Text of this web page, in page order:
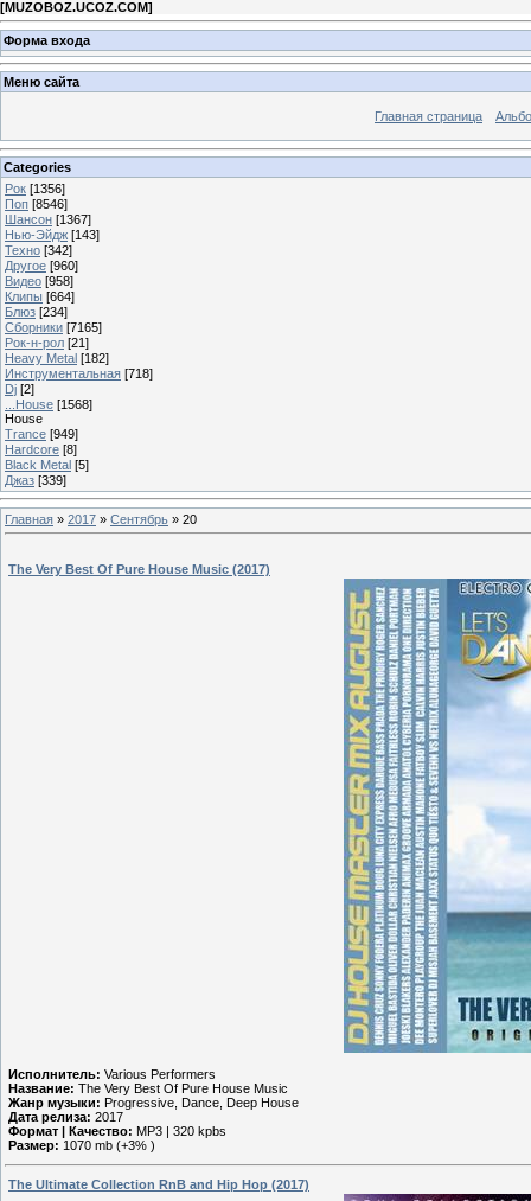
[MUZOBOZ.UCOZ.COM]
Форма входа
Меню сайта
Главная страница
Categories
Рок [1356]
Поп [8546]
Шансон [1367]
Нью-Эйдж [143]
Техно [342]
Другое [960]
Видео [958]
Клипы [664]
Блюз [234]
Сборники [7165]
Рок-н-рол [21]
Heavy Metal [182]
Инструментальная [718]
Dj [2]
...House [1568]
House
Trance [949]
Hardcore [8]
Black Metal [5]
Джаз [339]
Главная » 2017 » Сентябрь » 20
The Very Best Of Pure House Music (2017)
Исполнитель: Various Performers
Название: The Very Best Of Pure House Music
Жанр музыки: Progressive, Dance, Deep House
Дата релиза: 2017
Формат | Качество: MP3 | 320 kpbs
Размер: 1070 mb (+3% )
The Ultimate Collection RnB and Hip Hop (2017)